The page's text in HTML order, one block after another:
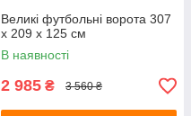
Великі футбольні ворота 307
х 209 х 125 см
В наявності
2 985 ₴ 3 560 ₴